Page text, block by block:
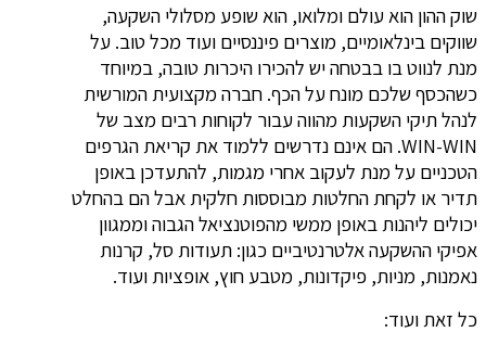
שוק ההון הוא עולם ומלואו, הוא שופע מסלולי השקעה,
שווקים בינלאומיים, מוצרים פיננסיים ועוד מכל טוב. על
מנת לנווט בו בבטחה יש להכירו היכרות טובה, במיוחד
כשהכסף שלכם מונח על הכף. חברה מקצועית המורשית
לנהל תיקי השקעות מהווה עבור לקוחות רבים מצב של
WIN-WIN. הם אינם נדרשים ללמוד את קריאת הגרפים
הטכניים על מנת לעקוב אחרי מגמות, להתעדכן באופן
תדיר או לקחת החלטות מבוססות חלקית אבל הם בהחלט
יכולים ליהנות באופן ממשי מהפוטנציאל הגבוה וממגוון
אפיקי ההשקעה אלטרנטיביים כגון: תעודות סל, קרנות
נאמנות, מניות, פיקדונות, מטבע חוץ, אופציות ועוד.
כל זאת ועוד: